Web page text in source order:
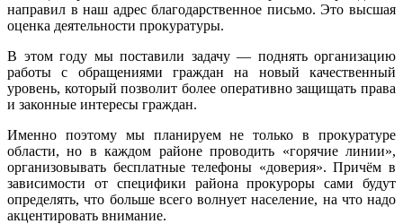
направил в наш адрес благодарственное письмо. Это высшая
оценка деятельности прокуратуры.
В этом году мы поставили задачу — поднять организацию
работы с обращениями граждан на новый качественный
уровень, который позволит более оперативно защищать права
и законные интересы граждан.
Именно поэтому мы планируем не только в прокуратуре
области, но в каждом районе проводить «горячие линии»,
организовывать бесплатные телефоны «доверия». Причём в
зависимости от специфики района прокуроры сами будут
определять, что больше всего волнует население, на что надо
акцентировать внимание.